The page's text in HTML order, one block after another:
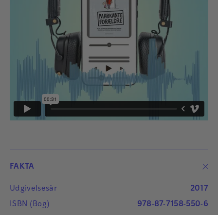
FAKTA
Udgivelsesår
2017
ISBN (Bog)
978-87-7158-550-6